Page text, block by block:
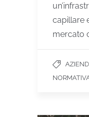
capillare
mercato